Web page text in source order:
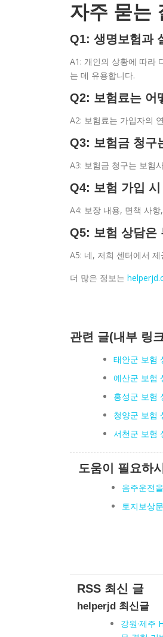
자주 묻는
Q1: 생명보험과
A1: 개인의 상황에 따라
는 데 유용합니다.
Q2: 보험료는 어
A2: 보험료는 가입자의
Q3: 보험금 청구
A3: 보험금 청구는 보험
Q4: 보험 가입
A4: 보장 내용, 면책 사
Q5: 보험 상담은
A5: 네, 저희 센터에서
더 많은 정보는
관련 글(내부 링
태안군 보험
예산군 보험
홍성군 보험
청양군 보험
서천군 보험
도움이 필요하
음주운전
토지보상
RSS 최신 글
helperjd 최신글
강원·제주